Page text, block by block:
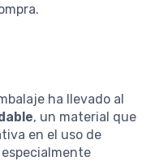
ha llevado al
, un material que
en el uso de